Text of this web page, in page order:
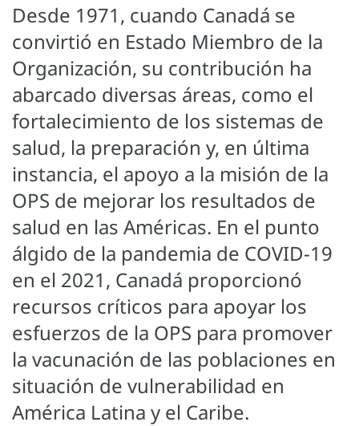
Desde 1971, cuando Canadá se
convirtió en Estado Miembro de la
Organización, su contribución ha
abarcado diversas áreas, como el
fortalecimiento de los sistemas de
salud, la preparación y, en última
instancia, el apoyo a la misión de la
OPS de mejorar los resultados de
salud en las Américas. En el punto
álgido de la pandemia de COVID-19
en el 2021, Canadá proporcionó
recursos críticos para apoyar los
esfuerzos de la OPS para promover
la vacunación de las poblaciones en
situación de vulnerabilidad en
América Latina y el Caribe.